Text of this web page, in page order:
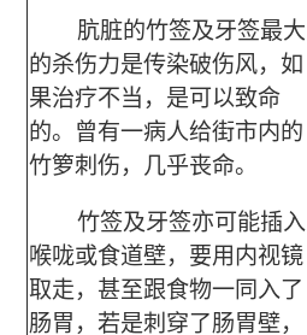
肮脏的竹签及牙签最大
的杀伤力是传染破伤风，如
果治疗不当，是可以致命
的。曾有一病人给街市内的
竹箩刺伤，几乎丧命。
竹签及牙签亦可能插入
喉咙或食道壁，要用内视镜
取走，甚至跟食物一同入了
肠胃，若是刺穿了肠胃壁，